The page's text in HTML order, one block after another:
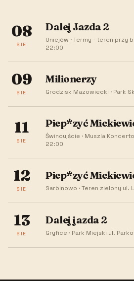
08
SIE
Dalej Jazda 2
Uniejów ·Termy - teren przy
22:00
09
SIE
Milionerzy
Grodzisk Mazowiecki · Park
11
SIE
Piep*zyć
Świnoujście · Muszla
22:00
12
SIE
Piep*zyć
Sarbinowo ·Teren zielony ul.
13
SIE
Dalej jazda 2
Gryfice · Park Miejski ul.